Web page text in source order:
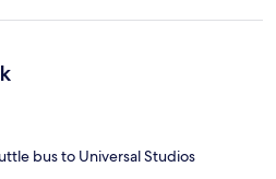
bus to Universal Studios